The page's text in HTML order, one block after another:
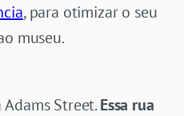
, para otimizar o seu
museu.
Street.Essa rua